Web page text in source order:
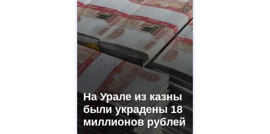
На Урале из казны
были украдены 18
миллионов рублей